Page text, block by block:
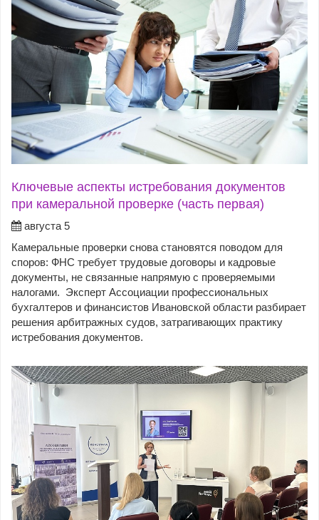
Ключевые аспекты истребования документов
при камеральной проверке (часть первая)
августа 5
Камеральные проверки снова становятся поводом для
споров: ФНС требует трудовые договоры и кадровые
документы, не связанные напрямую с проверяемыми
налогами. Эксперт Ассоциации профессиональных
бухгалтеров и финансистов Ивановской области разбирает
решения арбитражных судов, затрагивающих практику
истребования документов.